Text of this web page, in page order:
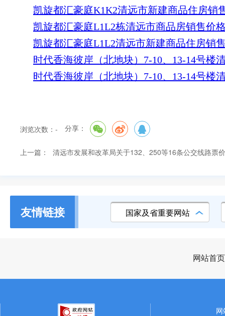
凯旋都汇豪庭K1K2清远市新建商品住房销
凯旋都汇豪庭L1L2栋清远市商品房销售价
凯旋都汇豪庭L1L2清远市新建商品住房销
时代香海彼岸（北地块）7-10、13-14号楼
时代香海彼岸（北地块）7-10、13-14号楼
浏览次数： - 分享：
上一篇： 清远市发展和改革局关于132、250等16条公交线路票
友情链接 国家及省重要网站
网站首页